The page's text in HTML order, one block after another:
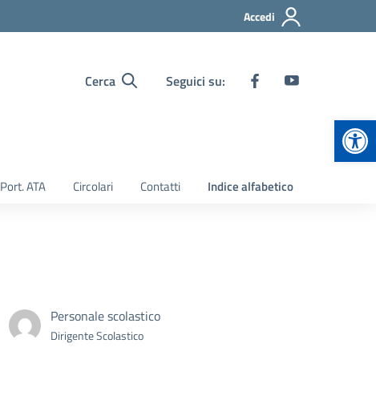
Accedi
Cerca Seguici su:
Port. ATA Circolari Contatti Indice alfabetico
Personale scolastico
Dirigente Scolastico